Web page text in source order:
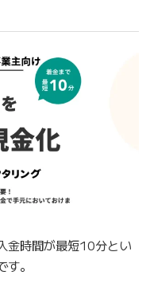
金時間が最短10分とい
。